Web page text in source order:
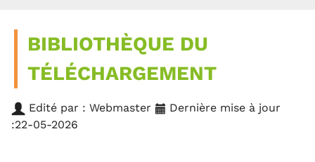
BIBLIOTHÈQUE DU
TÉLÉCHARGEMENT
Edité par : Webmaster
Dernière mise à jour
:22-05-2026